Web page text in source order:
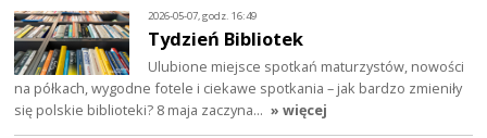
2026-05-07, godz. 16:49
Tydzień Bibliotek
Ulubione miejsce spotkań maturzystów, nowości
na półkach, wygodne fotele i ciekawe spotkania – jak bardzo zmieniły
się polskie biblioteki? 8 maja zaczyna… » więcej